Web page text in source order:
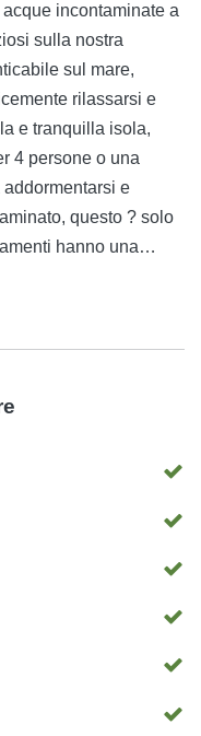
incontaminate a
sulla nostra
sul mare,
rilassarsi e
e tranquilla isola,
4 persone o una
e
questo ? solo
hanno una
pranzo, una
costume da bagno.